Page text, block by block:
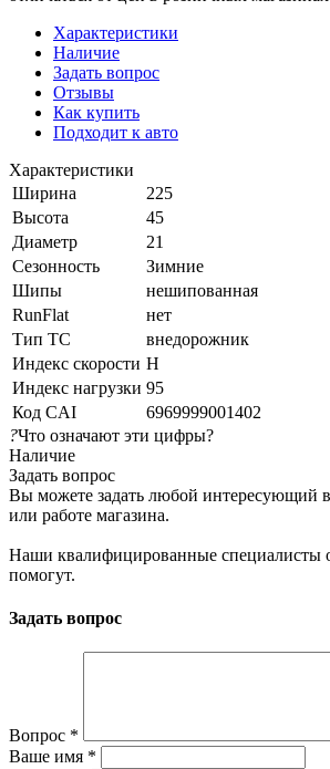
Характеристики
Наличие
Задать вопрос
Отзывы
Как купить
Подходит к авто
Характеристики
Ширина
225
Высота
45
Диаметр
21
Сезонность
Зимние
Шипы
нешипованная
RunFlat
нет
Тип ТС
внедорожник
Индекс скорости H
Индекс нагрузки 95
Код CAI
6969999001402
?Что означают эти цифры?
Наличие
Задать вопрос
Вы можете задать любой интересующий
или работе магазина.
Наши квалифицированные специалисты
помогут.
Задать вопрос
Вопрос *
Ваше имя *